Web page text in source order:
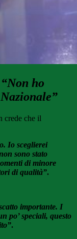
“Non ho
crede che il
Io sceglierei
sono stato
di minore
di qualità”.
importante. I
po’ speciali, questo
.